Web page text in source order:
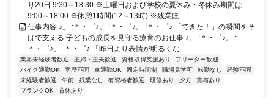
り20日 9:30～18:30 ※土曜日および学校の夏休み・冬休み期間は
9:00～18:00 ※休憩1時間(12～13時) ※残業ほ...
仕事内容 ♪。.:＊・゜♪。.:＊・゜♪。.:＊・゜♪ 「できた！」の瞬間をそ
ばで支える 子どもの成長を見守る療育のお仕事 ♪。.:＊・゜♪。.:
＊・゜♪。.:＊・゜♪ 「昨日より表情が明るくな...
業界未経験者歓迎 主婦・主夫歓迎 資格取得支援あり
フリーター歓迎
バイク通勤OK
学歴不問 車通勤OK 固定時間制 職場見学可 転勤なし
経験不問
未経験者歓迎
午前 残業なし 有資格者歓迎 研修あり 夕方
賞与あり
ブランクOK
育休あり